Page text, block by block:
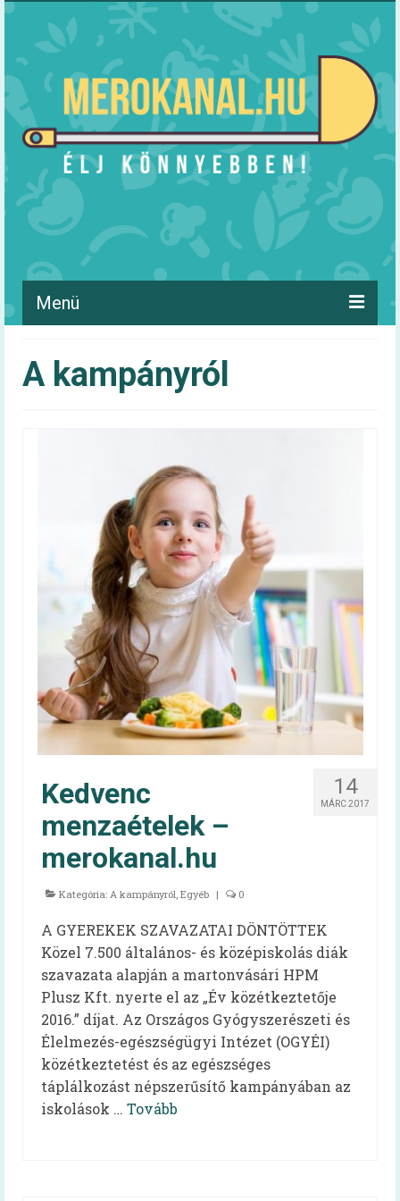
Menü
Táplálkozás
Kalkulátorok
BMI
Energiaigény (felnőtt)
Energiaigény (gyerek)
60+ egészség
Infografika
Videóüzenetek
60+ egészség kiadvány
Szakmai információk
60+ receptek
Kardiovaszkuláris
Onkológiai
Egészséges táplálkozást ösztönző kórház
Dietetika 100
A kampányról
14
MÁRC 2017
Kedvenc
menzaételek –
merokanal.hu
Kategória: A kampányról, Egyéb | 0
A GYEREKEK SZAVAZATAI DÖNTÖTTEK
Közel 7.500 általános- és középiskolás diák
szavazata alapján a martonvásári HPM
Plusz Kft. nyerte el az „Év közétkeztetője
2016.” díjat. Az Országos Gyógyszerészeti és
Élelmezés-egészségügyi Intézet (OGYÉI)
közétkeztetést és az egészséges
táplálkozást népszerűsítő kampányában az
iskolások … Tovább